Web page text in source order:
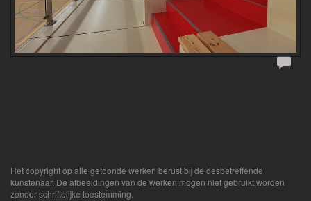
Het copyright op alle getoonde werken berust bij de desbetreffende
kunstenaar. De afbeeldingen van de werken mogen niet gebruikt worden
zonder schriftelijke toestemming.